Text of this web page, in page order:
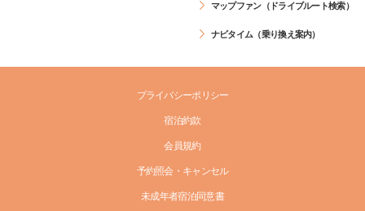
マップファン（ドライブルート検索）
ナビタイム（乗り換え案内）
プライバシーポリシー
宿泊約款
会員規約
予約照会・キャンセル
未成年者宿泊同意書